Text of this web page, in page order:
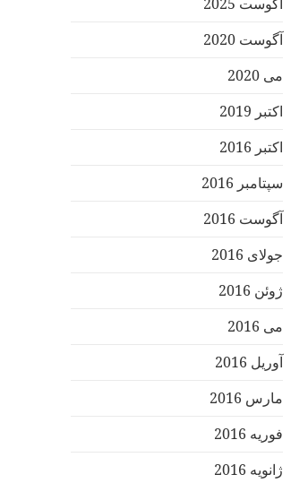
آگوست 2020
می 2020
اکتبر 2019
اکتبر 2016
سپتامبر 2016
آگوست 2016
جولای 2016
ژوئن 2016
می 2016
آوریل 2016
مارس 2016
فوریه 2016
ژانویه 2016